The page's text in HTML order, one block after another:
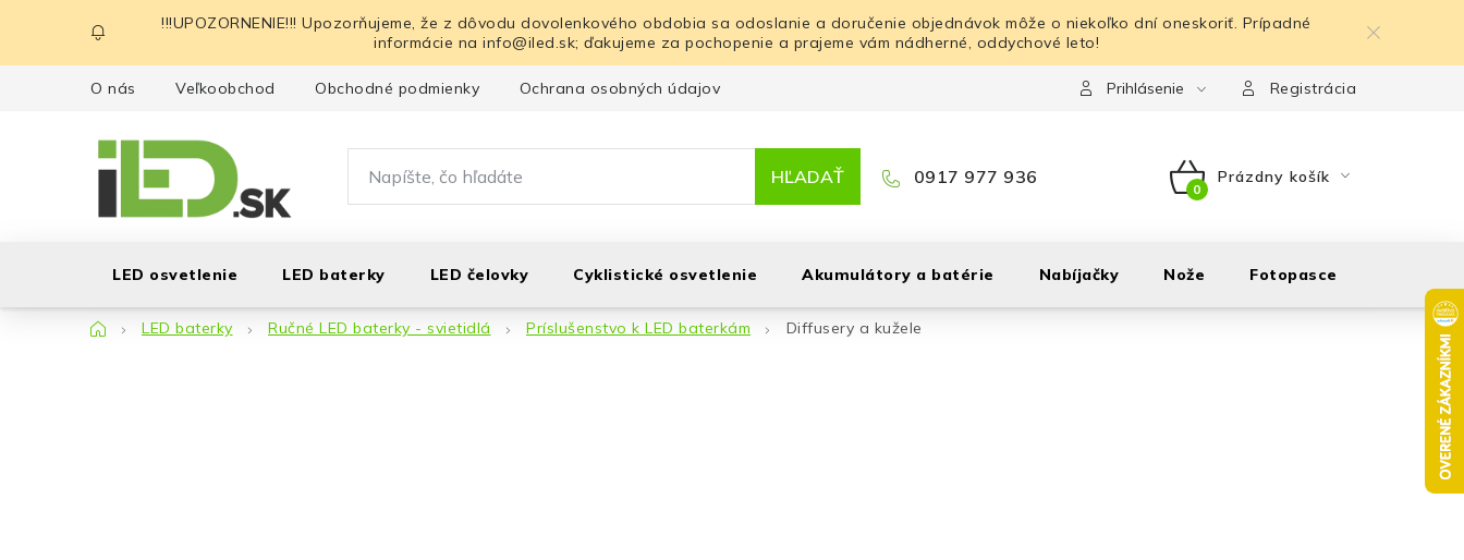
obsah
!!!UPOZORNENIE!!! Upozorňujeme, že z dôvodu dovolenkového obdobia sa odoslanie a doručenie objednávok môže o niekoľko dní oneskoriť. Prípadné
informácie na info@iled.sk; ďakujeme za pochopenie a prajeme vám nádherné, oddychové leto!
O nás Veľkoobchod Obchodné podmienky Ochrana osobných údajov Prihlásenie Registrácia
HĽADAŤ 0917 977 936
NÁKUPNÝ
Prázdny košík
LED osvetlenie LED baterky LED čelovky Cyklistické osvetlenie Akumulátory a batérie Nabíjačky Nože Fotopasce
DomovLED baterky Ručné LED baterky - svietidlá Príslušenstvo k LED baterkám Diffusery a kužele